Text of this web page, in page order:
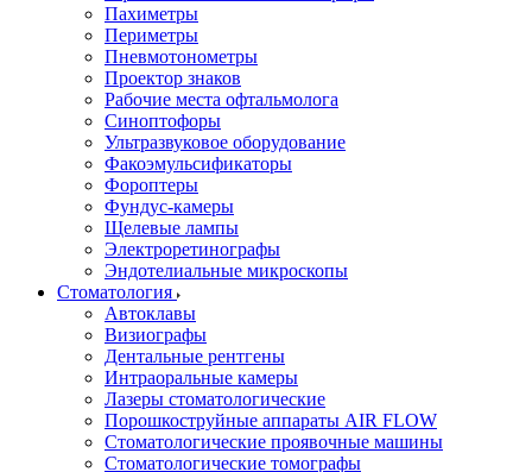
Пахиметры
Периметры
Пневмотонометры
Проектор знаков
Рабочие места офтальмолога
Синоптофоры
Ультразвуковое оборудование
Факоэмульсификаторы
Фороптеры
Фундус-камеры
Щелевые лампы
Электроретинографы
Эндотелиальные микроскопы
Стоматология
Автоклавы
Визиографы
Дентальные рентгены
Интраоральные камеры
Лазеры стоматологические
Порошкоструйные аппараты AIR FLOW
Стоматологические проявочные машины
Стоматологические томографы